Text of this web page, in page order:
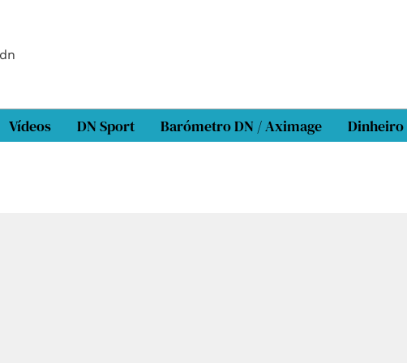
Vídeos DN Sport Barómetro DN / Aximage Dinheiro